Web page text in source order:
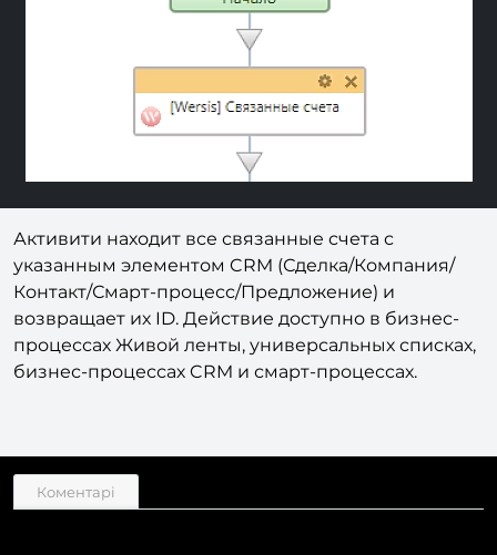
Активити находит все связанные счета с
указанным элементом CRM (Сделка/Компания/
Контакт/Смарт-процесс/Предложение) и
возвращает их ID. Действие доступно в бизнес-
процессах Живой ленты, универсальных списках,
бизнес-процессах CRM и смарт-процессах.
Коментарі